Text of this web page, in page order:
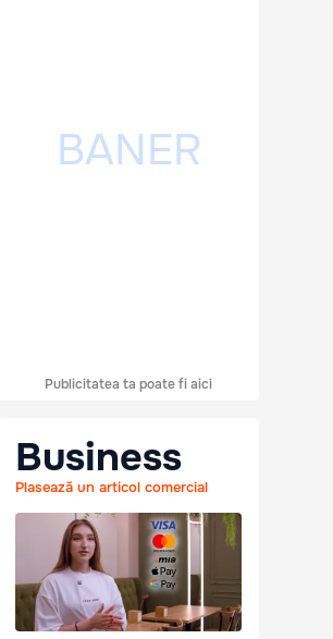
Publicitatea ta poate fi aici
Business
Plasează un articol comercial